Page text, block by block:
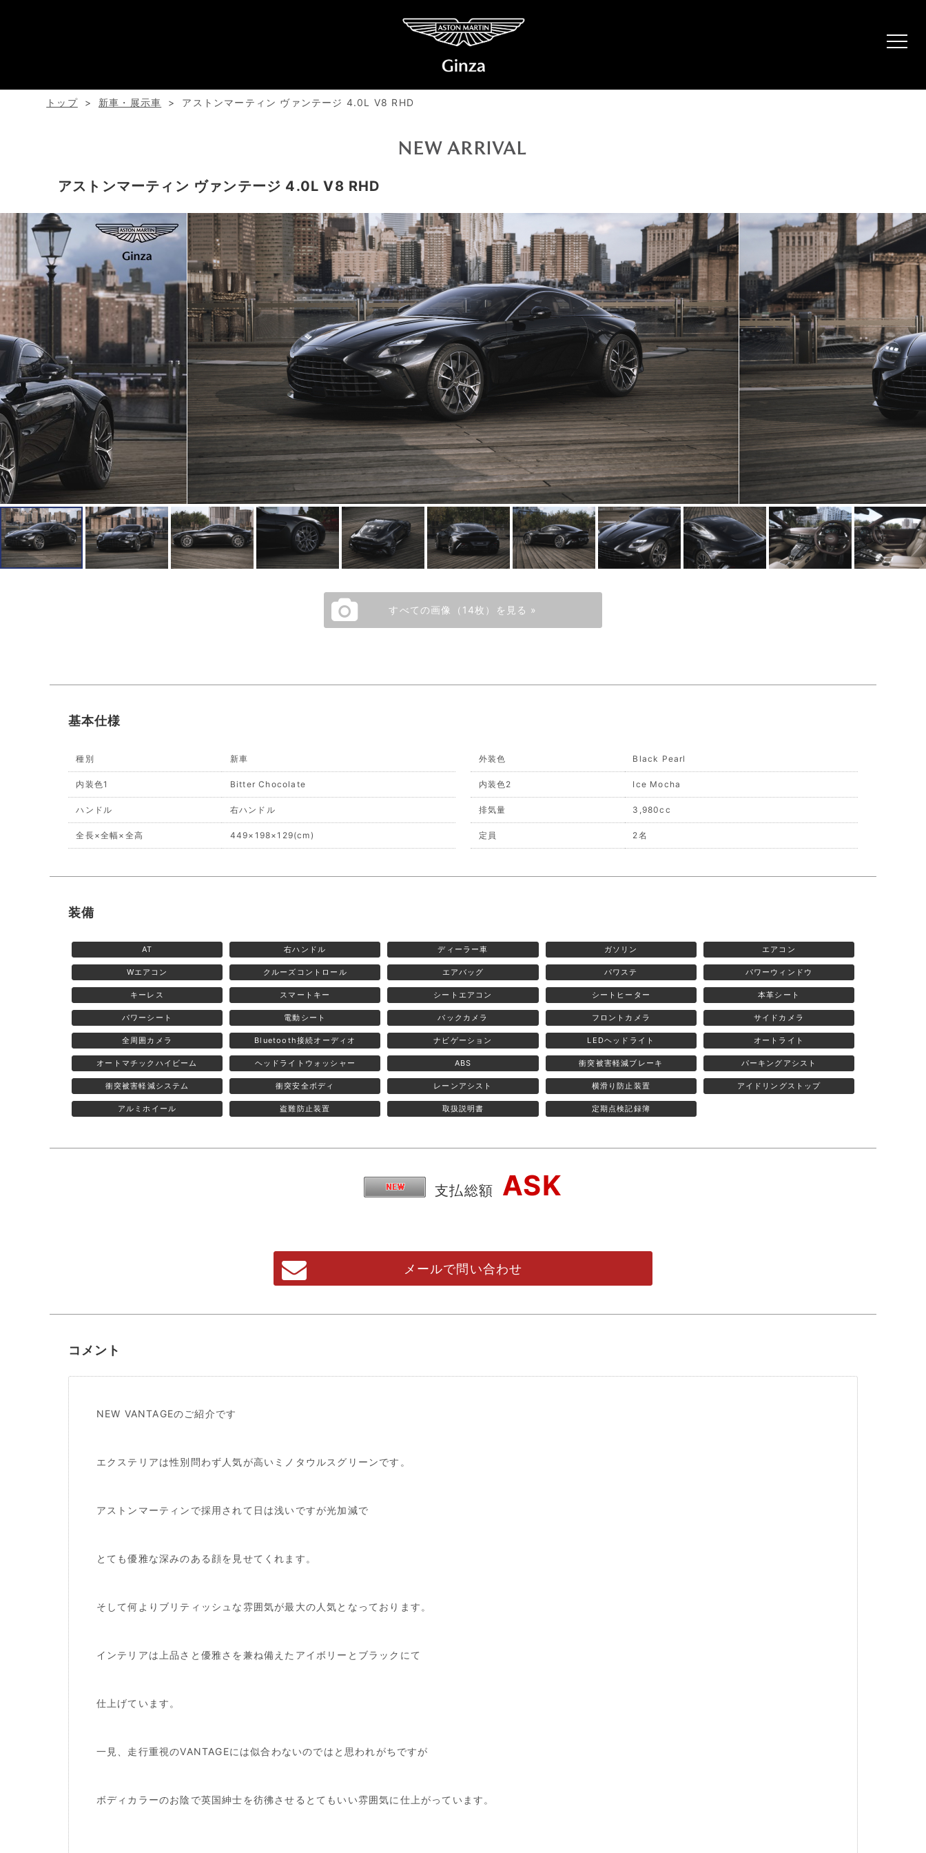
トップ 新車・展示車 アストンマーティン ヴァンテージ 4.0L V8 RHD
NEW ARRIVAL
アストンマーティン ヴァンテージ 4.0L V8 RHD
すべての画像（14枚）を見る »
基本仕様
種別 新車 外装色 Black Pearl
内装色1 Bitter Chocolate 内装色2 Ice Mocha
ハンドル 右ハンドル 排気量 3,980cc
全長×全幅×全高 449×198×129(cm) 定員 2名
装備
AT 右ハンドル ディーラー車 ガソリン エアコン
Wエアコン クルーズコントロール エアバッグ パワステ パワーウィンドウ
キーレス スマートキー シートエアコン シートヒーター 本革シート
パワーシート 電動シート バックカメラ フロントカメラ サイドカメラ
全周囲カメラ Bluetooth接続オーディオ ナビゲーション LEDヘッドライト オートライト
オートマチックハイビーム ヘッドライトウォッシャー ABS 衝突被害軽減ブレーキ パーキングアシスト
衝突被害軽減システム 衝突安全ボディ レーンアシスト 横滑り防止装置 アイドリングストップ
アルミホイール 盗難防止装置 取扱説明書 定期点検記録簿
支払総額 ASK
メールで問い合わせ
コメント
NEW VANTAGEのご紹介です
エクステリアは性別問わず人気が高いミノタウルスグリーンです。
アストンマーティンで採用されて日は浅いですが光加減で
とても優雅な深みのある顔を見せてくれます。
そして何よりブリティッシュな雰囲気が最大の人気となっております。
インテリアは上品さと優雅さを兼ね備えたアイボリーとブラックにて
仕上げています。
一見、走行重視のVANTAGEには似合わないのではと思われがちですが
ボディカラーのお陰で英国紳士を彷彿させるとてもいい雰囲気に仕上がっています。